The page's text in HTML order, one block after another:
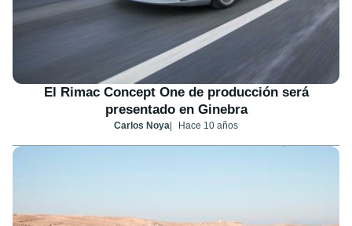
El Rimac Concept One de producción será
presentado en Ginebra
Carlos Noya Hace 10 años